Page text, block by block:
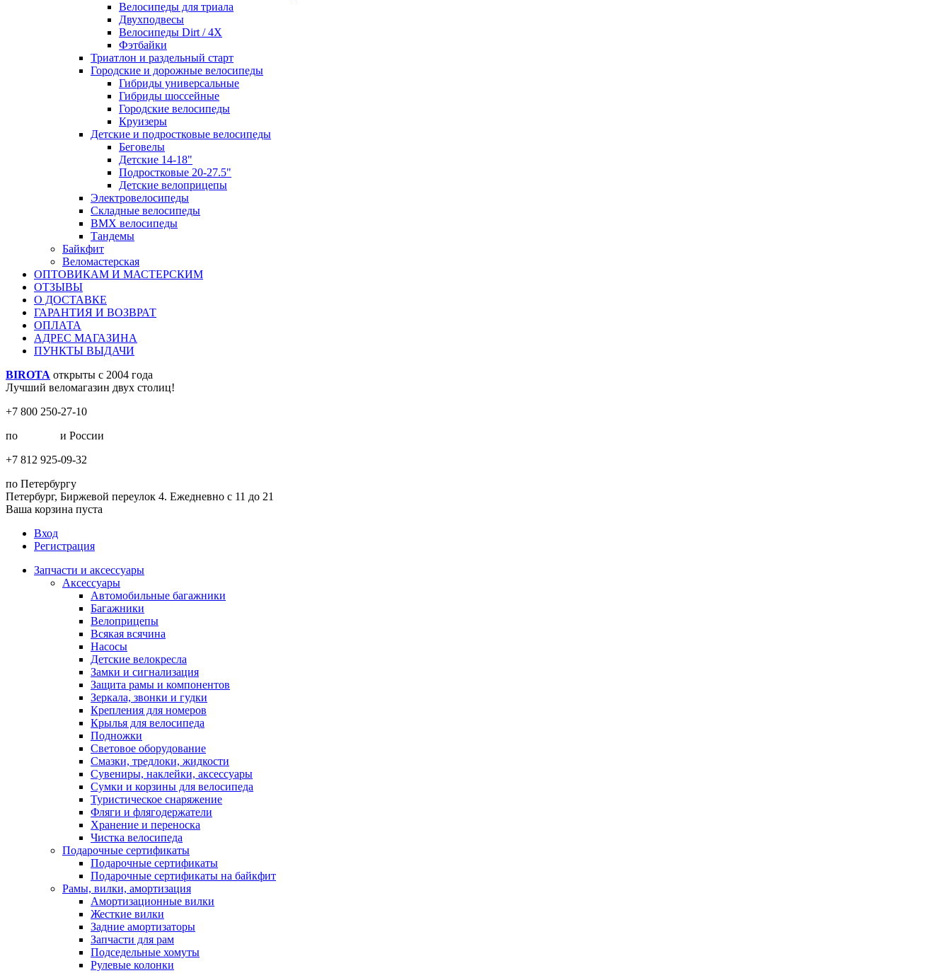
Велосипеды для триала
Двухподвесы
Велосипеды Dirt / 4X
Фэтбайки
Триатлон и раздельный старт
Городские и дорожные велосипеды
Гибриды универсальные
Гибриды шоссейные
Городские велосипеды
Круизеры
Детские и подростковые велосипеды
Беговелы
Детские 14-18"
Подростковые 20-27.5"
Детские велоприцепы
Электровелосипеды
Складные велосипеды
BMX велосипеды
Тандемы
Байкфит
Веломастерская
ОПТОВИКАМ И МАСТЕРСКИМ
ОТЗЫВЫ
О ДОСТАВКЕ
ГАРАНТИЯ И ВОЗВРАТ
ОПЛАТА
АДРЕС МАГАЗИНА
ПУНКТЫ ВЫДАЧИ
BIROTA открыты с 2004 года
Лучший веломагазин двух столиц!
+7 800 250-27-10
по
и России
+7 812 925-09-32
по Петербургу
Петербург, Биржевой переулок 4. Ежедневно с 11 до 21
Ваша корзина пуста
Вход
Регистрация
Запчасти и аксессуары
Аксессуары
Автомобильные багажники
Багажники
Велоприцепы
Всякая всячина
Насосы
Детские велокресла
Замки и сигнализация
Защита рамы и компонентов
Зеркала, звонки и гудки
Крепления для номеров
Крылья для велосипеда
Подножки
Световое оборудование
Смазки, тредлоки, жидкости
Сувениры, наклейки, аксессуары
Сумки и корзины для велосипеда
Туристическое снаряжение
Фляги и флягодержатели
Хранение и переноска
Чистка велосипеда
Подарочные сертификаты
Подарочные сертификаты
Подарочные сертификаты на байкфит
Рамы, вилки, амортизация
Амортизационные вилки
Жесткие вилки
Задние амортизаторы
Запчасти для рам
Подседельные хомуты
Рулевые колонки